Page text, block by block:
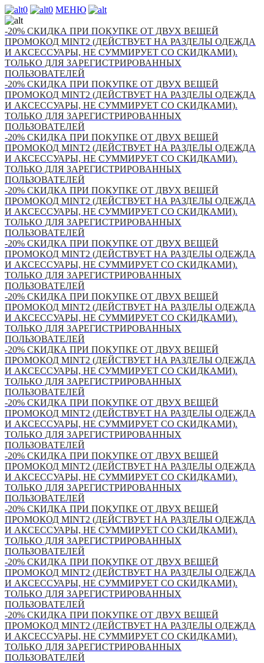
0 0 МЕНЮ
-20% СКИДКА ПРИ ПОКУПКЕ ОТ ДВУХ ВЕЩЕЙ
ПРОМОКОД MINT2 (ДЕЙСТВУЕТ НА РАЗДЕЛЫ ОДЕЖДА
И АКСЕССУАРЫ, НЕ СУММИРУЕТ СО СКИДКАМИ).
ТОЛЬКО ДЛЯ ЗАРЕГИСТРИРОВАННЫХ
ПОЛЬЗОВАТЕЛЕЙ
-20% СКИДКА ПРИ ПОКУПКЕ ОТ ДВУХ ВЕЩЕЙ
ПРОМОКОД MINT2 (ДЕЙСТВУЕТ НА РАЗДЕЛЫ ОДЕЖДА
И АКСЕССУАРЫ, НЕ СУММИРУЕТ СО СКИДКАМИ).
ТОЛЬКО ДЛЯ ЗАРЕГИСТРИРОВАННЫХ
ПОЛЬЗОВАТЕЛЕЙ
-20% СКИДКА ПРИ ПОКУПКЕ ОТ ДВУХ ВЕЩЕЙ
ПРОМОКОД MINT2 (ДЕЙСТВУЕТ НА РАЗДЕЛЫ ОДЕЖДА
И АКСЕССУАРЫ, НЕ СУММИРУЕТ СО СКИДКАМИ).
ТОЛЬКО ДЛЯ ЗАРЕГИСТРИРОВАННЫХ
ПОЛЬЗОВАТЕЛЕЙ
-20% СКИДКА ПРИ ПОКУПКЕ ОТ ДВУХ ВЕЩЕЙ
ПРОМОКОД MINT2 (ДЕЙСТВУЕТ НА РАЗДЕЛЫ ОДЕЖДА
И АКСЕССУАРЫ, НЕ СУММИРУЕТ СО СКИДКАМИ).
ТОЛЬКО ДЛЯ ЗАРЕГИСТРИРОВАННЫХ
ПОЛЬЗОВАТЕЛЕЙ
-20% СКИДКА ПРИ ПОКУПКЕ ОТ ДВУХ ВЕЩЕЙ
ПРОМОКОД MINT2 (ДЕЙСТВУЕТ НА РАЗДЕЛЫ ОДЕЖДА
И АКСЕССУАРЫ, НЕ СУММИРУЕТ СО СКИДКАМИ).
ТОЛЬКО ДЛЯ ЗАРЕГИСТРИРОВАННЫХ
ПОЛЬЗОВАТЕЛЕЙ
-20% СКИДКА ПРИ ПОКУПКЕ ОТ ДВУХ ВЕЩЕЙ
ПРОМОКОД MINT2 (ДЕЙСТВУЕТ НА РАЗДЕЛЫ ОДЕЖДА
И АКСЕССУАРЫ, НЕ СУММИРУЕТ СО СКИДКАМИ).
ТОЛЬКО ДЛЯ ЗАРЕГИСТРИРОВАННЫХ
ПОЛЬЗОВАТЕЛЕЙ
-20% СКИДКА ПРИ ПОКУПКЕ ОТ ДВУХ ВЕЩЕЙ
ПРОМОКОД MINT2 (ДЕЙСТВУЕТ НА РАЗДЕЛЫ ОДЕЖДА
И АКСЕССУАРЫ, НЕ СУММИРУЕТ СО СКИДКАМИ).
ТОЛЬКО ДЛЯ ЗАРЕГИСТРИРОВАННЫХ
ПОЛЬЗОВАТЕЛЕЙ
-20% СКИДКА ПРИ ПОКУПКЕ ОТ ДВУХ ВЕЩЕЙ
ПРОМОКОД MINT2 (ДЕЙСТВУЕТ НА РАЗДЕЛЫ ОДЕЖДА
И АКСЕССУАРЫ, НЕ СУММИРУЕТ СО СКИДКАМИ).
ТОЛЬКО ДЛЯ ЗАРЕГИСТРИРОВАННЫХ
ПОЛЬЗОВАТЕЛЕЙ
-20% СКИДКА ПРИ ПОКУПКЕ ОТ ДВУХ ВЕЩЕЙ
ПРОМОКОД MINT2 (ДЕЙСТВУЕТ НА РАЗДЕЛЫ ОДЕЖДА
И АКСЕССУАРЫ, НЕ СУММИРУЕТ СО СКИДКАМИ).
ТОЛЬКО ДЛЯ ЗАРЕГИСТРИРОВАННЫХ
ПОЛЬЗОВАТЕЛЕЙ
-20% СКИДКА ПРИ ПОКУПКЕ ОТ ДВУХ ВЕЩЕЙ
ПРОМОКОД MINT2 (ДЕЙСТВУЕТ НА РАЗДЕЛЫ ОДЕЖДА
И АКСЕССУАРЫ, НЕ СУММИРУЕТ СО СКИДКАМИ).
ТОЛЬКО ДЛЯ ЗАРЕГИСТРИРОВАННЫХ
ПОЛЬЗОВАТЕЛЕЙ
-20% СКИДКА ПРИ ПОКУПКЕ ОТ ДВУХ ВЕЩЕЙ
ПРОМОКОД MINT2 (ДЕЙСТВУЕТ НА РАЗДЕЛЫ ОДЕЖДА
И АКСЕССУАРЫ, НЕ СУММИРУЕТ СО СКИДКАМИ).
ТОЛЬКО ДЛЯ ЗАРЕГИСТРИРОВАННЫХ
ПОЛЬЗОВАТЕЛЕЙ
-20% СКИДКА ПРИ ПОКУПКЕ ОТ ДВУХ ВЕЩЕЙ
ПРОМОКОД MINT2 (ДЕЙСТВУЕТ НА РАЗДЕЛЫ ОДЕЖДА
И АКСЕССУАРЫ, НЕ СУММИРУЕТ СО СКИДКАМИ).
ТОЛЬКО ДЛЯ ЗАРЕГИСТРИРОВАННЫХ
ПОЛЬЗОВАТЕЛЕЙ